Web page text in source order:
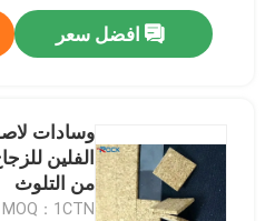
افضل سعر
وسادات
الفلين
من التلوث
MOQ：1CTN